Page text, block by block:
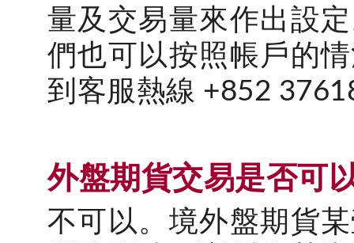
量及交易量來作出設
們也可以按照帳戶的
到客服熱線 +852
外盤期貨交易是否可
不可以。境外盤期貨